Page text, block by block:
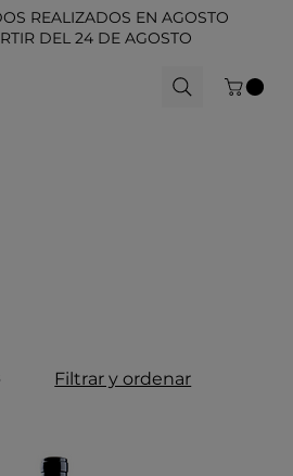
REALIZADOS EN AGOSTO
DEL 24 DE AGOSTO
Filtrar y ordenar